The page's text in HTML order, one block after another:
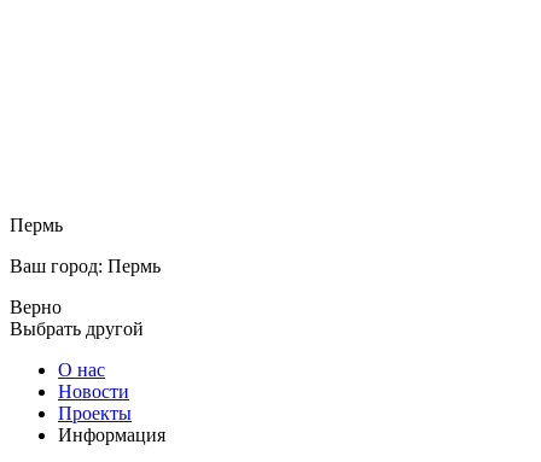
Пермь
Ваш город: Пермь
Верно
Выбрать другой
О нас
Новости
Проекты
Информация